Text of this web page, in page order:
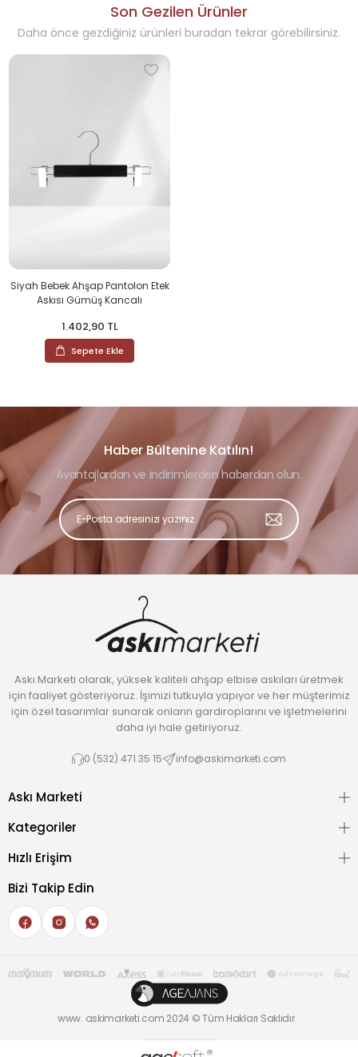
Son Gezilen Ürünler
Daha önce gezdiğiniz ürünleri buradan tekrar görebilirsiniz.
Siyah Bebek Ahşap Pantolon Etek
Askısı Gümüş Kancalı
1.402,90 TL
Sepete Ekle
Haber Bültenine Katılın!
Avantajlardan ve indirimlerden haberdan olun.
Askı Marketi olarak, yüksek kaliteli ahşap elbise askıları üretmek
için faaliyet gösteriyoruz. İşimizi tutkuyla yapıyor ve her müşterimiz
için özel tasarımlar sunarak onların gardıroplarını ve işletmelerini
daha iyi hale getiriyoruz.
0 (532) 471 35 15 info@askimarketi.com
Askı Marketi
Kategoriler
Hızlı Erişim
Bizi Takip Edin
www. askimarketi.com 2024 © Tüm Hakları Saklıdır.